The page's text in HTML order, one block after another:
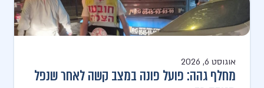
אוגוסט 6, 2026
מחלף גהה: פועל פונה במצב קשה לאחר שנפל